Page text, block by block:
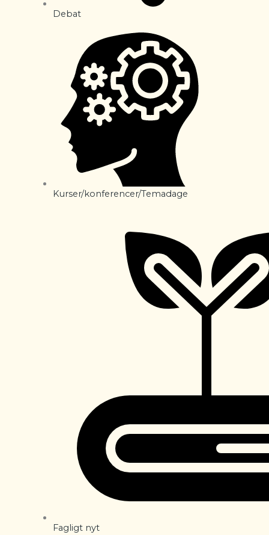
Debat
Kurser/konferencer/Temadage
Fagligt nyt